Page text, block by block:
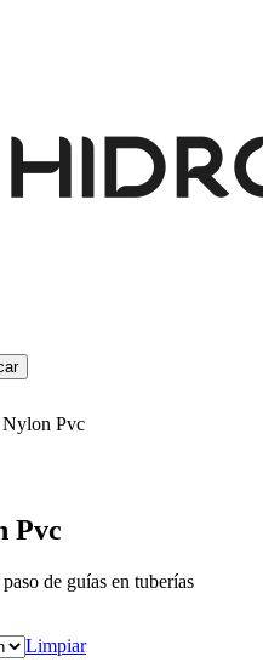
Nylon Pvc
Pvc
de guías en tuberías
Limpiar